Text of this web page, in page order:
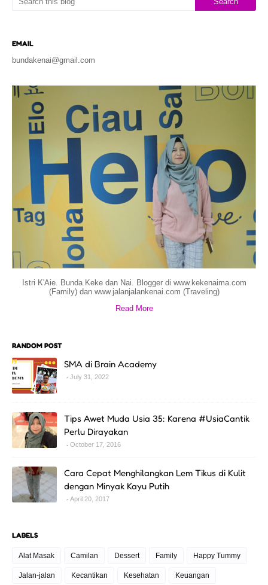
EMAIL
bundakenai@gmail.com
Istri K'Aie. Bunda Keke dan Nai. Blogger di www.kekenaima.com
(Family) dan www.jalanjalankenai.com (Traveling)
Read More
RANDOM POST
SMA di Brain Academy
July 31, 2022
Tips Awet Muda Usia 35: Karena #UsiaCantik
Perlu Dirayakan
October 17, 2016
Cara Cepat Menghilangkan Lem Tikus di Kulit
dengan Minyak Kayu Putih
April 20, 2017
LABELS
Alat Masak Camilan Dessert Family Happy Tummy
Jalan-jalan Kecantikan Kesehatan Keuangan